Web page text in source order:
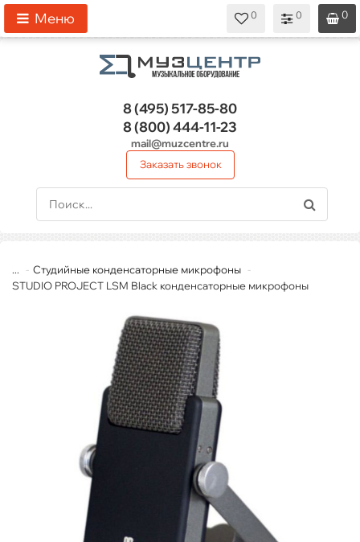
0
0
0
Меню
8 (495)517-85-80
8 (800)444-11-23
mail@muzcentre.ru
Заказать звонок
...
Студийные конденсаторные микрофоны
STUDIO PROJECT LSM Black конденсаторные микрофоны